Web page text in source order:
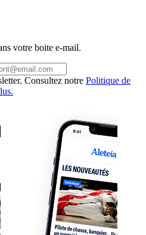
votre boite e-mail.
Consultez notre Politique de